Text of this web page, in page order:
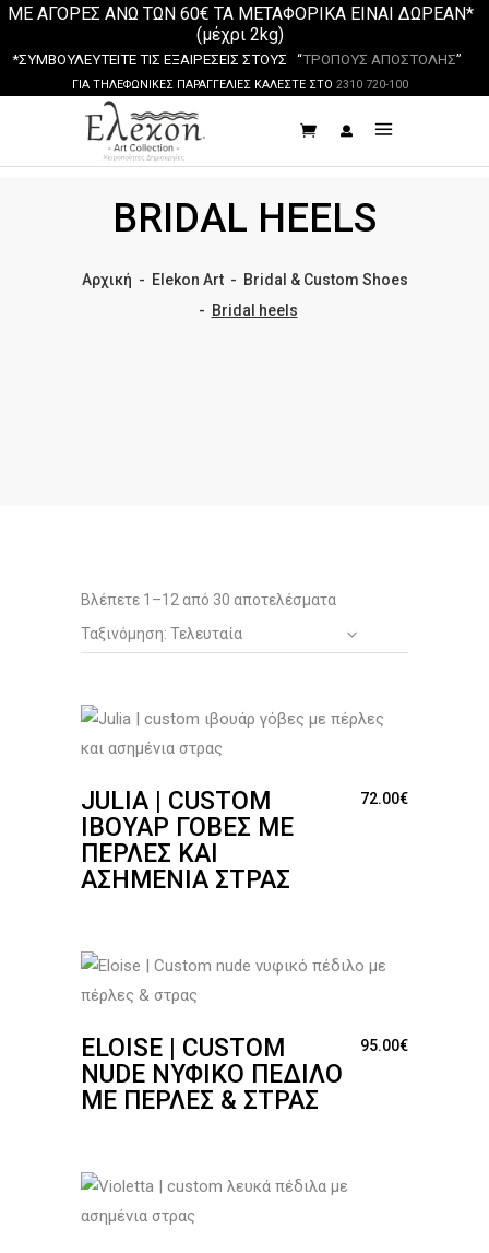
ΜΕ ΑΓΟΡΕΣ ΑΝΩ ΤΩΝ 60€ ΤΑ ΜΕΤΑΦΟΡΙΚΑ ΕΙΝΑΙ ΔΩΡΕΑΝ*
(μέχρι 2kg)
*ΣΥΜΒΟΥΛΕΥΤΕΙΤΕ ΤΙΣ ΕΞΑΙΡΕΣΕΙΣ ΣΤΟΥΣ “ΤΡΟΠΟΥΣ ΑΠΟΣΤΟΛΗΣ”
ΓΙΑ ΤΗΛΕΦΩΝΙΚΕΣ ΠΑΡΑΓΓΕΛΙΕΣ ΚΑΛΕΣΤΕ ΣΤΟ 2310 720-100
BRIDAL HEELS
Αρχική - Elekon Art- Bridal & Custom Shoes
- Bridal heels
Βλέπετε 1–12 από 30 αποτελέσματα
by
Ταξινόμηση: Τελευταία
JULIA | CUSTOM
ΙΒΟΥΆΡ ΓΌΒΕΣ ΜΕ
ΠΈΡΛΕΣ ΚΑΙ
ΑΣΗΜΈΝΙΑ ΣΤΡΑΣ
72.00€
ELOISE | CUSTOM
NUDE ΝΥΦΙΚΌ ΠΈΔΙΛΟ
ΜΕ ΠΈΡΛΕΣ & ΣΤΡΑΣ
95.00€